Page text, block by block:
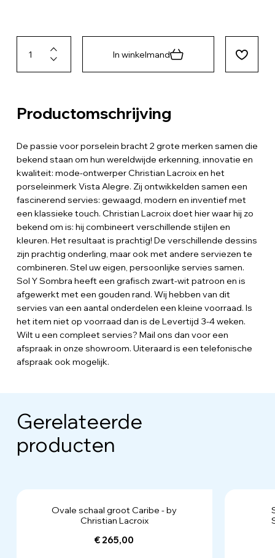
In winkelmand
Productomschrijving
De passie voor porselein bracht 2 grote merken samen die
bekend staan om hun wereldwijde erkenning, innovatie en
kwaliteit: mode-ontwerper Christian Lacroix en het
porseleinmerk Vista Alegre. Zij ontwikkelden samen een
fascinerend servies: gewaagd, modern en inventief met
een klassieke touch. Christian Lacroix doet hier waar hij zo
bekend om is: hij combineert verschillende stijlen en
kleuren. Het resultaat is prachtig! De verschillende dessins
zijn prachtig onderling, maar ook met andere serviezen te
combineren. Stel uw eigen, persoonlijke servies samen.
Sol Y Sombra heeft een grafisch zwart-wit patroon en is
afgewerkt met een gouden rand. Wij hebben van dit
servies van een aantal onderdelen een kleine voorraad. Is
het item niet op voorraad dan is de Levertijd 3-4 weken.
Wilt u een compleet servies? Mail ons dan voor een
afspraak in onze showroom. Uiteraard is een telefonische
afspraak ook mogelijk.
Gerelateerde
producten
Ovale schaal groot Caribe - by
Christian Lacroix
€ 265,00